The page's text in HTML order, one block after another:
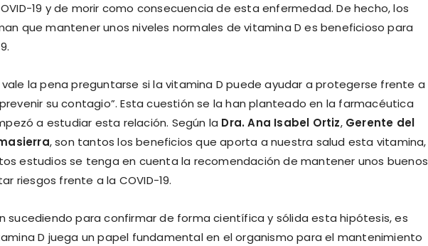
19 y de morir como consecuencia de esta enfermedad. De hecho, los
que mantener unos niveles normales de vitamina D es beneficioso para
la pena preguntarse si la vitamina D puede ayudar a protegerse frente a
su contagio”. Esta cuestión se la han planteado en la farmacéutica
a estudiar esta relación. Según la Dra. Ana Isabel Ortiz, Gerente del
, son tantos los beneficios que aporta a nuestra salud esta vitamina,
estudios se tenga en cuenta la recomendación de mantener unos buenos
riesgos frente a la COVID-19.
sucediendo para confirmar de forma científica y sólida esta hipótesis, es
D juega un papel fundamental en el organismo para el mantenimiento